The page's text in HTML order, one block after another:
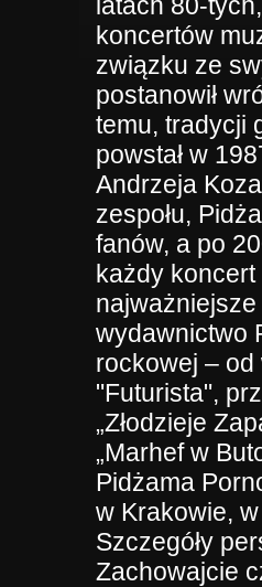
koncertów
związku ze
postanowił
temu, tradycji
powstał w
Andrzeja
zespołu,
fanów, a po
każdy
wydawnictwo
rockowej –
"Futurista",
„Złodzieje
„Marhef w
Pidżama
w Krakowie,
Szczegóły
Zachowajcie